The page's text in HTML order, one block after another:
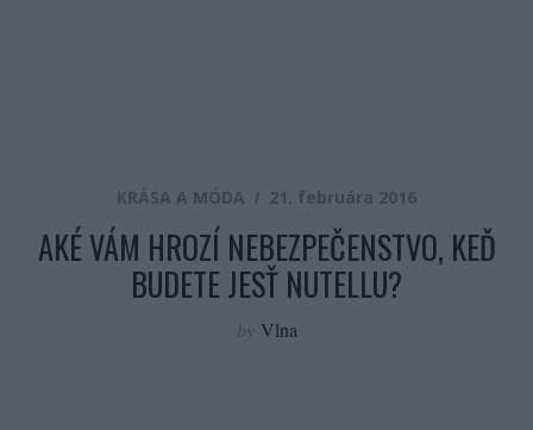
KRÁSA A MÓDA 21. februára 2016
AKÉ VÁM HROZÍ NEBEZPEČENSTVO, KEĎ
BUDETE JESŤ NUTELLU?
by Vlna